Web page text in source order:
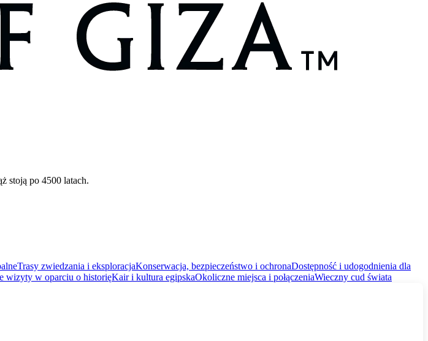
stoją po 4500 latach.
Trasy zwiedzania i eksploracjaKonserwacja, bezpieczeństwo i ochronaDostępność i udogodnienia dla
wizyty w oparciu o historięKair i kultura egipskaOkoliczne miejsca i połączeniaWieczny cud świata